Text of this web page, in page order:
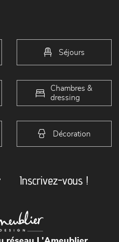
Séjours
Chambres &
dressing
Décoration
Inscrivez-vous !